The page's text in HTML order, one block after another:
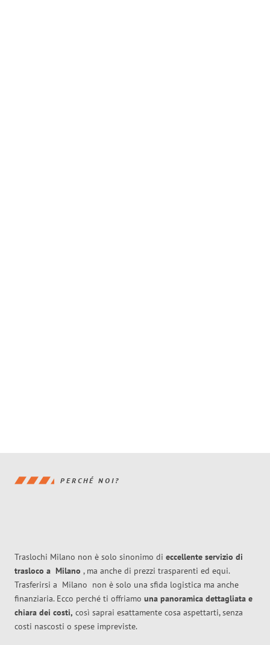
PERCHÉ NOI?
Traslochi Milano non è solo sinonimo di eccellente servizio di
trasloco a Milano , ma anche di prezzi trasparenti ed equi.
Trasferirsi a Milano non è solo una sfida logistica ma anche
finanziaria. Ecco perché ti offriamo una panoramica dettagliata e
chiara dei costi, così saprai esattamente cosa aspettarti, senza
costi nascosti o spese impreviste.